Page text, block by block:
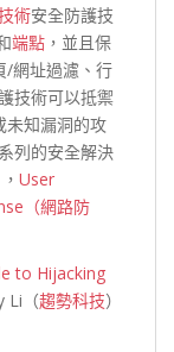
術安全防護技
端點 ，並且保
/網址過濾、行
技術可以抵禦
未知漏洞的攻
列的安全解決
， User
（網路防
to Hijacking
Li（趨勢科技）